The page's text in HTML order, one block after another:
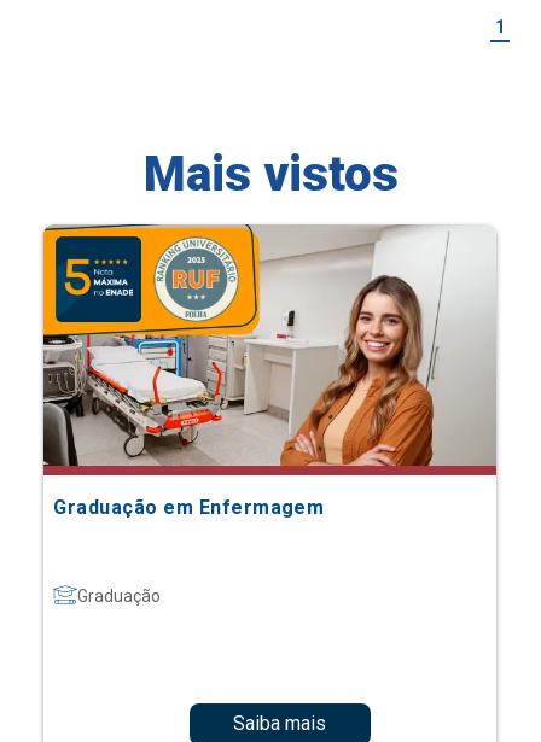
1
Mais vistos
Graduação em Enfermagem
Graduação
Saiba mais